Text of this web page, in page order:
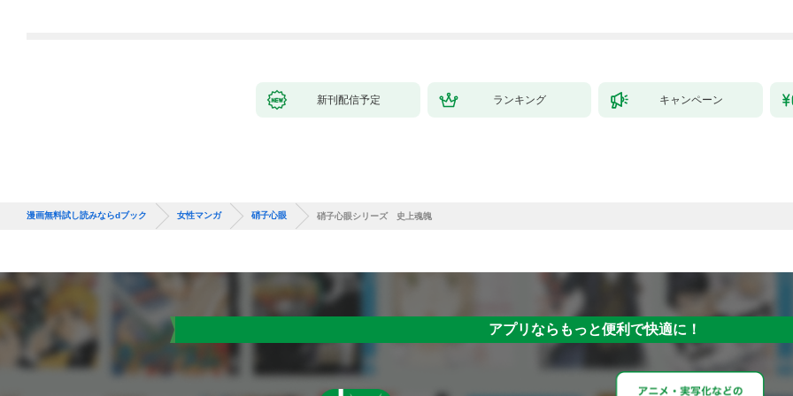
新刊配信予定 ランキング キャンペーン
漫画無料試し読みならdブック 女性マンガ 硝子心眼 硝子心眼シリーズ 史上魂魄
アプリならもっと便利で快適に！